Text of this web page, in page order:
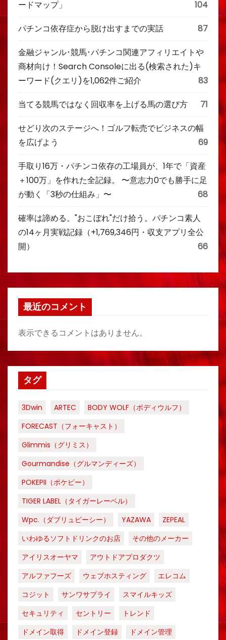
ードマップ」 104
パチンコ依存症から脱け出すまでの実話 87
金融ジャンル･競馬･パチンコ関連アフィリエイトや
商材向け！Search Consoleに出る(検索された)キ
ーワード(クエリ)を1,062件ご紹介
83
当てる競馬ではなく回収率を上げる馬の選び方 71
せどり次のステージへ！ゴルフ転売でビジネスの幅
を広げよう
69
手取り16万・パチンコ依存の工場員が、1年で「資産
＋100万」を作れた全記録。 〜意志力0でも勝手に足
が動く「3秒の仕組み」〜
68
確率は諦める。"おこぼれ"だけ拾う。パチンコ素人
の14ヶ月実戦記録（+1,769,346円・収支アプリ全公
開）
66
最近のコメント
表示できるコメントはありません。
タグ
3Dwin ARTEC
BODY WOLF（ボディウルフ）
FORECAST（フォーキャスト）
Glimmis（グリミス）
Gourmandise（グルマンディーズ）
POKEPII（ポケピー）
TIGER LABEL（タイガーレーベル）
Wpc.（ダブリュピーシー）
YAZAWA
ZEPEAL
いわゆるソフトドリンクのお店
その他のメーカー
アイリスオーヤマ
アウトドアプロダクツ
アルファフーズ
ウェブホスティング
エレコム
コジット
サンワサプライ
スマイルキッズ
セキュリティ
セントリー
トレンド
ドメイン取得
ドメイン登録
ドメイン管理